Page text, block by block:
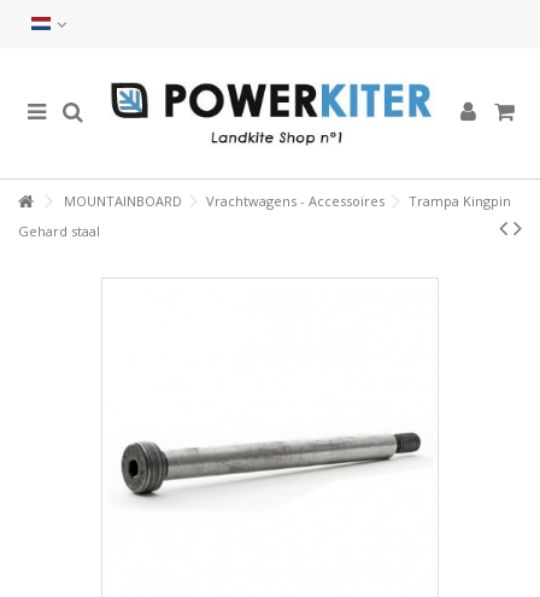
MOUNTAINBOARD Vrachtwagens - Accessoires
Trampa Kingpin
Gehard staal